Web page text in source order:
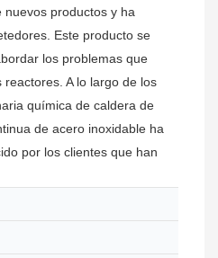
nuevos productos y ha
Este producto se
los problemas que
A lo largo de los
química de caldera de
de acero inoxidable ha
por los clientes que han